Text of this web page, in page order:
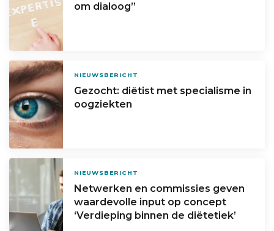
om dialoog”
NIEUWSBERICHT
Gezocht: diëtist met specialisme in
oogziekten
NIEUWSBERICHT
Netwerken en commissies geven
waardevolle input op concept
‘Verdieping binnen de diëtetiek’